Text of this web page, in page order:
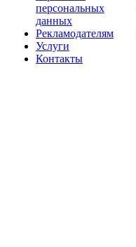
персональных
данных
Рекламодателям
Услуги
Контакты